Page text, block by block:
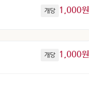
개당 1,000원
개당 1,000원